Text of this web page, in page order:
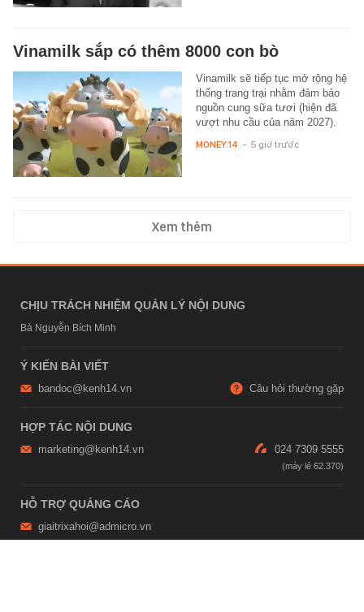
Vinamilk sắp có thêm 8000 con bò
Vinamilk sẽ tiếp tục mở rộng hệ
thống trang trại nhằm đảm bảo
nguồn cung sữa tươi (hiện đã
vượt nhu cầu của năm 2027).
MONEY.14 - 5 giờ trước
Xem thêm
CHỊU TRÁCH NHIỆM QUẢN LÝ NỘI DUNG
Bà Nguyễn Bích Minh
Ý KIẾN BÀI VIẾT
bandoc@kenh14.vn Câu hỏi thường gặp
HỢP TÁC NỘI DUNG
marketing@kenh14.vn 024 7309 5555
HỖ TRỢ QUẢNG CÁO
giaitrixahoi@admicro.vn